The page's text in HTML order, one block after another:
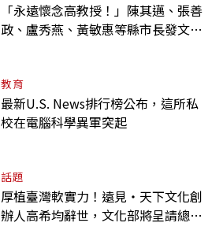
「永遠懷念高教授！」陳其邁、張善
政、盧秀燕、黃敏惠等縣市長發文弔
教育
最新U.S. News排行榜公布，這所私
校在電腦科學異軍突起
話題
厚植臺灣軟實力！遠見‧天下文化創
辦人高希均辭世，文化部將呈請總統